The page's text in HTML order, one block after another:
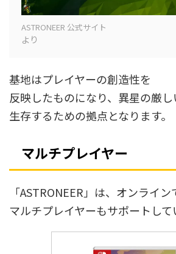
ASTRONEER 公式サイト
より
基地はプレイヤーの創造性を
反映したものになり、異星の厳
生存するための拠点となります。
マルチプレイヤー
「ASTRONEER」は、オンライン
マルチプレイヤーもサポートして